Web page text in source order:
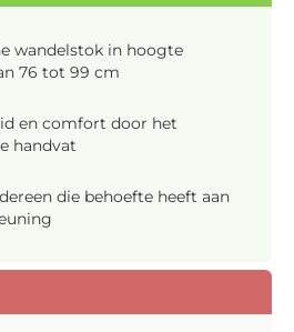
wandelstok in hoogte
76 tot 99 cm
en comfort door het
handvat
die behoefte heeft aan